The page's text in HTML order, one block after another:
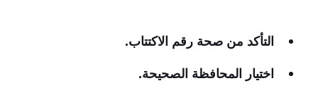
التأكد من صحة رقم الاكتتاب.
اختيار المحافظة الصحيحة.